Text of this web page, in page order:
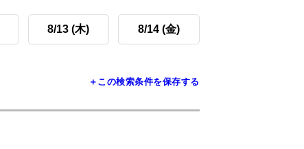
8/13 (木) 8/14 (金)
＋この検索条件を保存する